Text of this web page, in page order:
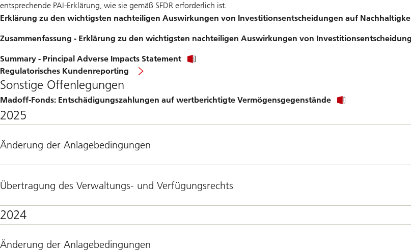
entsprechende PAI-Erklärung, wie sie gemäß SFDR erforderlich ist.
Erklärung zu den wichtigsten nachteiligen Auswirkungen von Investitionsentscheidungen auf
Zusammenfassung - Erklärung zu den wichtigsten nachteiligen Auswirkungen von
Summary - Principal Adverse Impacts Statement
Regulatorisches Kundenreporting
Sonstige Offenlegungen
Madoff-Fonds: Entschädigungszahlungen auf wertberichtigte Vermögensgegenstände
2025
Änderung der Anlagebedingungen
Übertragung des Verwaltungs- und Verfügungsrechts
2024
Änderung der Anlagebedingungen